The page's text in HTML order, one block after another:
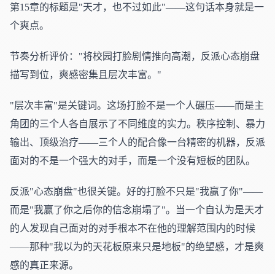
第15章的标题是"天才，也不过如此"——这句话本身就是一
个爽点。
节奏分析评价："将校园打脸剧情推向高潮，反派心态崩盘
描写到位，爽感密集且层次丰富。"
"层次丰富"是关键词。这场打脸不是一个人碾压——而是主
角团的三个人各自展示了不同维度的实力。秩序控制、暴力
输出、顶级治疗——三个人的配合像一台精密的机器，反派
面对的不是一个强大的对手，而是一个没有短板的团队。
反派"心态崩盘"也很关键。好的打脸不只是"我赢了你"——
而是"我赢了你之后你的信念崩塌了"。当一个自认为是天才
的人发现自己面对的对手根本不在他的理解范围内的时候
——那种"我以为的天花板原来只是地板"的绝望感，才是爽
感的真正来源。